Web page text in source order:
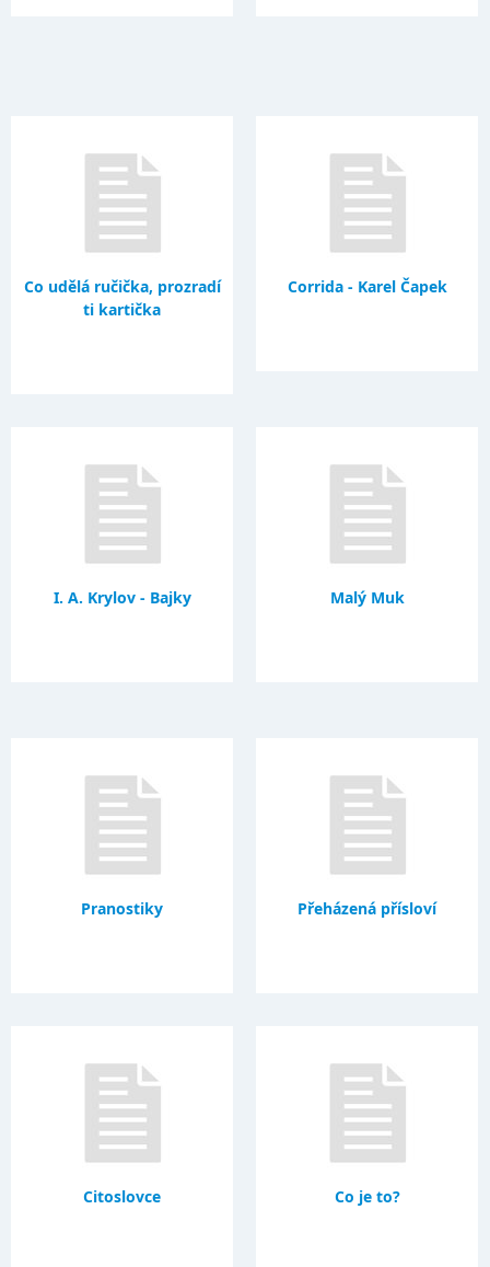
Co udělá ručička, prozradí
ti kartička
Corrida - Karel Čapek
I. A. Krylov - Bajky Malý Muk
Pranostiky Přeházená přísloví
Citoslovce Co je to?